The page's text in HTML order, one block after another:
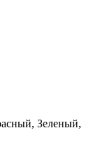
Зеленый,